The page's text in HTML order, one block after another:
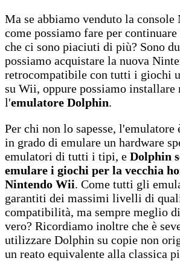
Ma se abbiamo venduto la
come possiamo fare per
che ci sono piaciuti di più? Sono
possiamo acquistare la nuova
retrocompatibile con tutti i giochi
su Wii, oppure possiamo installare
l'emulatore Dolphin.
Per chi non lo sapesse, l'emulatore
in grado di emulare un hardware
emulatori di tutti i tipi, e Dolphin
emulare i giochi per la vecchia
Nintendo Wii. Come tutti gli
garantiti dei massimi livelli di
compatibilità, ma sempre meglio
vero? Ricordiamo inoltre che è
utilizzare Dolphin su copie non
un reato equivalente alla classica